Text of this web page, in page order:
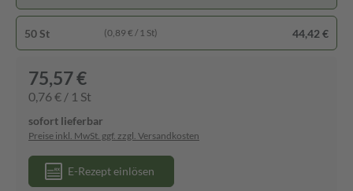
50 St (0,89 € / 1 St) 44,42 €
75,57 €
0,76 € / 1 St
sofort lieferbar
Preise inkl. MwSt. ggf. zzgl. Versandkosten
E-Rezept einlösen